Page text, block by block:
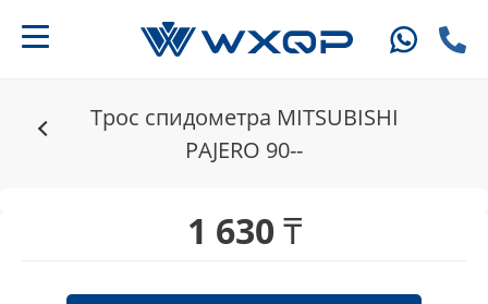
Трос спидометра MITSUBISHI
PAJERO 90--
1 630 ₸